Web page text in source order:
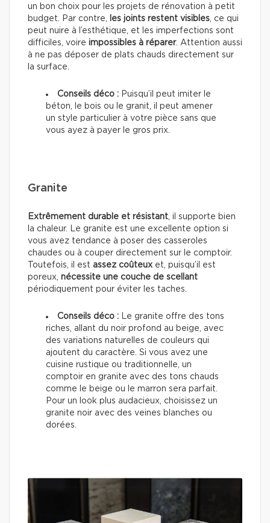
un bon choix pour les projets de rénovation à petit
budget. Par contre,
les joints restent visibles, ce qui
peut nuire à l’esthétique, et les imperfections sont
difficiles, voire impossibles à réparer. Attention aussi
à ne pas déposer de plats chauds directement sur
la surface.
Conseils déco : Puisqu’il peut imiter le
béton, le bois ou le granit, il peut amener
un style particulier à votre pièce sans que
vous ayez à payer le gros prix.
Granite
Extrêmement durable et résistant, il supporte bien
la chaleur. Le granite est une excellente option si
vous avez tendance à poser des casseroles
chaudes ou à couper directement sur le comptoir.
Toutefois, il est assez coûteux et, puisqu’il est
poreux, nécessite une couche de scellant
périodiquement pour éviter les taches.
Conseils déco : Le granite offre des tons
riches, allant du noir profond au beige, avec
des variations naturelles de couleurs qui
ajoutent du caractère. Si vous avez une
cuisine rustique ou traditionnelle, un
comptoir en granite avec des tons chauds
comme le beige ou le marron sera parfait.
Pour un look plus audacieux, choisissez un
granite noir avec des veines blanches ou
dorées.